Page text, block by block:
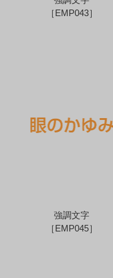
［EMP043］
強調文字
［EMP045］